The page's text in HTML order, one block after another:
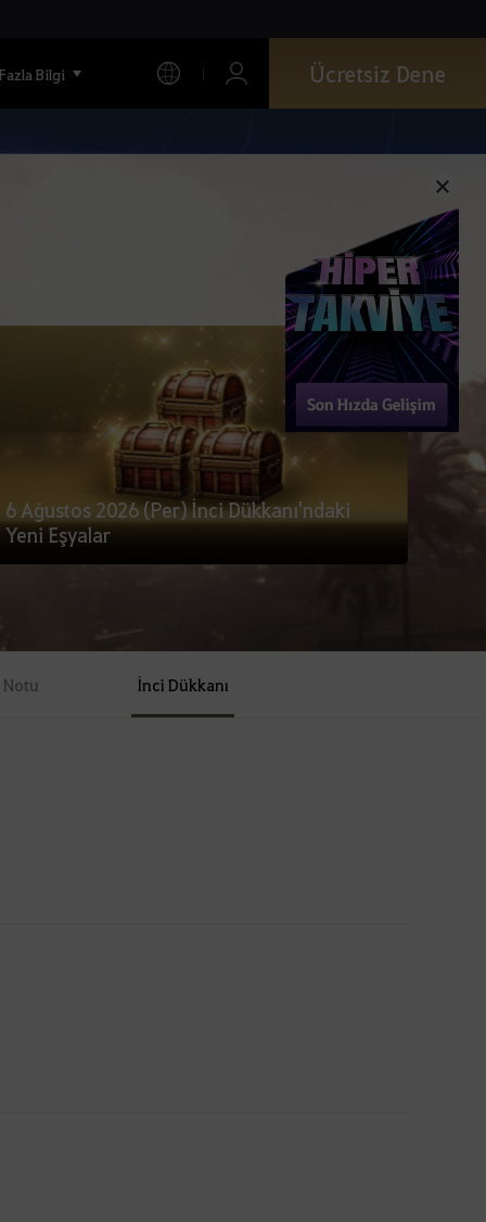
Bilgi Ücretsiz Dene
6 Ağustos 2026 (Per) İnci Dükkanı'ndaki
Yeni Eşyalar
Notu İnci Dükkanı